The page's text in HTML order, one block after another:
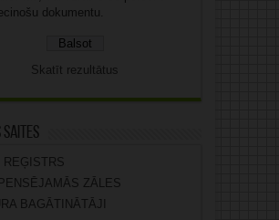
dokumentu.
Skatīt rezultātus
saites
REĢISTRS
ZĀLES
BAGĀTINĀTĀJI